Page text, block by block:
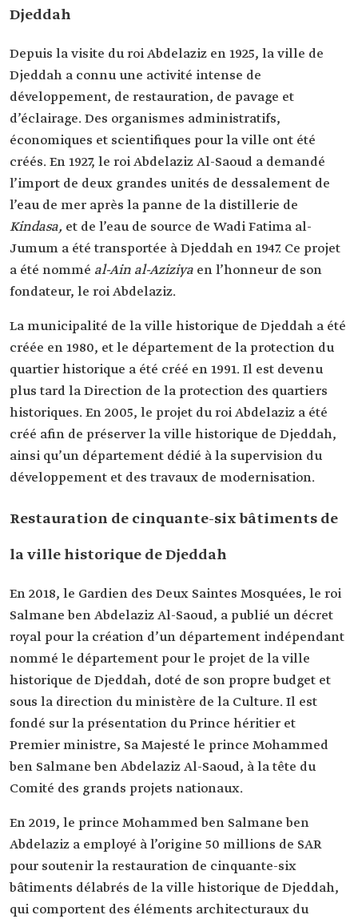
Djeddah
Depuis la visite du roi Abdelaziz en 1925, la ville de
Djeddah a connu une activité intense de
développement, de restauration, de pavage et
d’éclairage. Des organismes administratifs,
économiques et scientifiques pour la ville ont été
créés. En 1927, le roi Abdelaziz Al-Saoud a demandé
l’import de deux grandes unités de dessalement de
l’eau de mer après la panne de la distillerie de
Kindasa, et de l’eau de source de Wadi Fatima al-
Jumum a été transportée à Djeddah en 1947. Ce projet
a été nommé al-Ain al-Aziziya en l’honneur de son
fondateur, le roi Abdelaziz.
La municipalité de la ville historique de Djeddah a été
créée en 1980, et le département de la protection du
quartier historique a été créé en 1991. Il est devenu
plus tard la Direction de la protection des quartiers
historiques. En 2005, le projet du roi Abdelaziz a été
créé afin de préserver la ville historique de Djeddah,
ainsi qu’un département dédié à la supervision du
développement et des travaux de modernisation.
Restauration de cinquante-six bâtiments de
la ville historique de Djeddah
En 2018, le Gardien des Deux Saintes Mosquées, le roi
Salmane ben Abdelaziz Al-Saoud, a publié un décret
royal pour la création d’un département indépendant
nommé le département pour le projet de la ville
historique de Djeddah, doté de son propre budget et
sous la direction du ministère de la Culture. Il est
fondé sur la présentation du Prince héritier et
Premier ministre, Sa Majesté le prince Mohammed
ben Salmane ben Abdelaziz Al-Saoud, à la tête du
Comité des grands projets nationaux.
En 2019, le prince Mohammed ben Salmane ben
Abdelaziz a employé à l’origine 50 millions de SAR
pour soutenir la restauration de cinquante-six
bâtiments délabrés de la ville historique de Djeddah,
qui comportent des éléments architecturaux du